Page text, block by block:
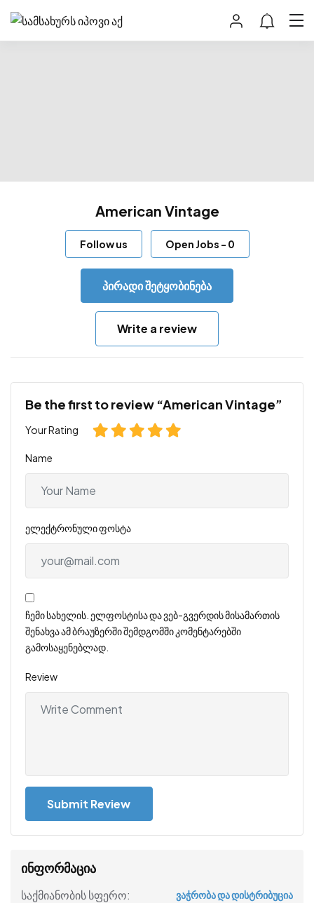
American Vintage
Follow us Open Jobs - 0
პირადი შეტყობინება
Write a review
Be the first to review “American Vintage”
Your Rating
Name
ელექტრონული ფოსტა
ჩემი სახელის. ელფოსტისა და ვებ-გვერდის მისამართის
შენახვა ამ ბრაუზერში შემდგომში კომენტარებში
გამოსაყენებლად.
Review
ინფორმაცია
საქმიანობის სფერო: ვაჭრობა და დისტრიბუცია